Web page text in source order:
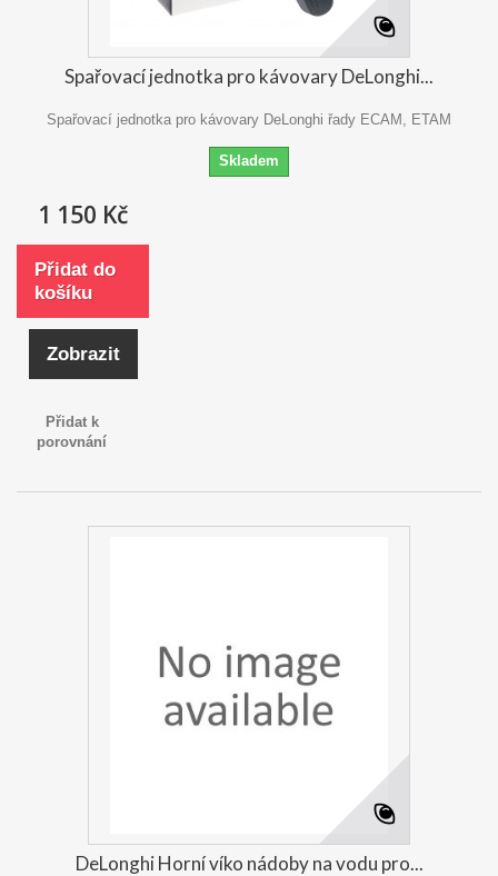
Spařovací jednotka pro kávovary DeLonghi...
Spařovací jednotka pro kávovary DeLonghi řady ECAM, ETAM
Skladem
1 150 Kč
Přidat do
košíku
Zobrazit
Přidat k
porovnání
DeLonghi Horní víko nádoby na vodu pro...